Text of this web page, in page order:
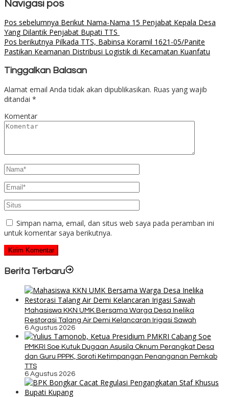
Navigasi pos
Pos sebelumnya Berikut Nama-Nama 15 Penjabat Kepala Desa
Yang Dilantik Penjabat Bupati TTS
Pos berikutnya Pilkada TTS, Babinsa Koramil 1621-05/Panite
Pastikan Keamanan Distribusi Logistik di Kecamatan Kuanfatu
Tinggalkan Balasan
Alamat email Anda tidak akan dipublikasikan. Ruas yang wajib
ditandai *
Komentar
Simpan nama, email, dan situs web saya pada peramban ini
untuk komentar saya berikutnya.
Berita Terbaru
Mahasiswa KKN UMK Bersama Warga Desa Inelika
Restorasi Talang Air Demi Kelancaran Irigasi Sawah
6 Agustus 2026
PMKRI Soe Kutuk Dugaan Asusila Oknum Perangkat Desa
dan Guru PPPK, Soroti Ketimpangan Penanganan Pemkab
TTS
6 Agustus 2026